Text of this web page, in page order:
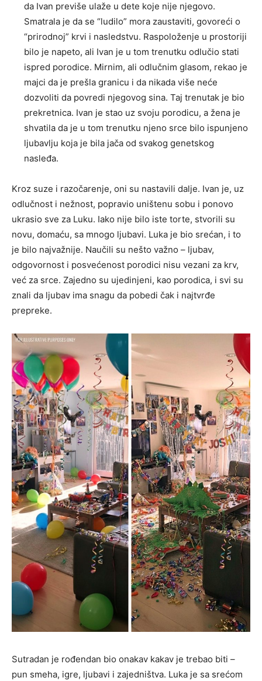
da Ivan previše ulaže u dete koje nije njegovo.
Smatrala je da se “ludilo” mora zaustaviti, govoreći o
“prirodnoj” krvi i nasledstvu. Raspoloženje u prostoriji
bilo je napeto, ali Ivan je u tom trenutku odlučio stati
ispred porodice. Mirnim, ali odlučnim glasom, rekao je
majci da je prešla granicu i da nikada više neće
dozvoliti da povredi njegovog sina. Taj trenutak je bio
prekretnica. Ivan je stao uz svoju porodicu, a žena je
shvatila da je u tom trenutku njeno srce bilo ispunjeno
ljubavlju koja je bila jača od svakog genetskog
nasleđa.
Kroz suze i razočarenje, oni su nastavili dalje. Ivan je, uz
odlučnost i nežnost, popravio uništenu sobu i ponovo
ukrasio sve za Luku. Iako nije bilo iste torte, stvorili su
novu, domaću, sa mnogo ljubavi. Luka je bio srećan, i to
je bilo najvažnije. Naučili su nešto važno – ljubav,
odgovornost i posvećenost porodici nisu vezani za krv,
već za srce. Zajedno su ujedinjeni, kao porodica, i svi su
znali da ljubav ima snagu da pobedi čak i najtvrđe
prepreke.
Sutradan je rođendan bio onakav kakav je trebao biti –
pun smeha, igre, ljubavi i zajedništva. Luka je sa srećom